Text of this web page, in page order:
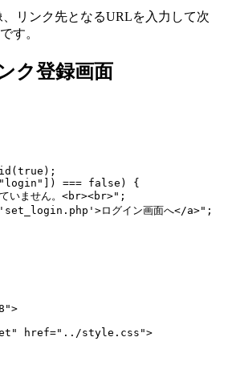
リンク先となるURLを入力して次
す。
ク登録画面
=== false) {
href="../style.css">